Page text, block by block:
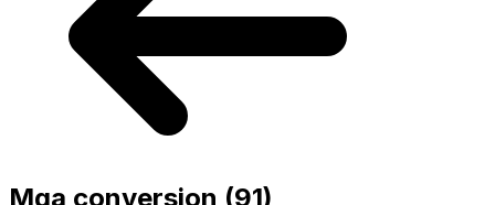
Mga conversion (91)